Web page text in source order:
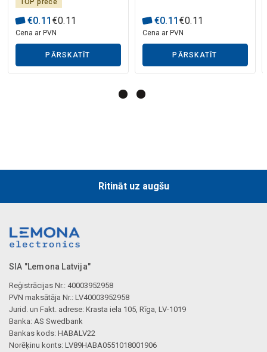
Mākslīgā intelekta apraksts
Mākslīgā intelekta apraksts
TOP prece
€0.11 €0.11
Cena ar PVN
PĀRSKATĪT
€0.11 €0.11
Cena ar PVN
PĀRSKATĪT
Ritināt uz augšu
SIA "Lemona Latvija"
Reģistrācijas Nr.: 40003952958
PVN maksātāja Nr.: LV40003952958
Jurid. un Fakt. adrese: Krasta iela 105, Rīga, LV-1019
Banka: AS Swedbank
Bankas kods: HABALV22
Norēķinu konts: LV89HABA0551018001906